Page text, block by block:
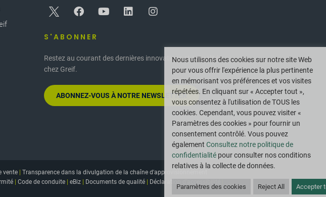
S'ABONNER
Restez au courant des dernières innovations et actualités
chez Greif.
ABONNEZ-VOUS À NOTRE NEWSLETTER
vente| Transparence dans la divulgation de la chaîne d'approvisionnement
| Code de conduite| eBiz| Documents de qualité| Déclaration d'accessibilité
Nous utilisons des cookies sur notre site Web
pour vous offrir l'expérience la plus pertinente
en mémorisant vos préférences et vos visites
répétées. En cliquant sur « Accepter tout »,
vous consentez à l'utilisation de TOUS les
cookies. Cependant, vous pouvez visiter «
Paramètres des cookies » pour fournir un
consentement contrôlé. Vous pouvez
également Consultez notre politique de
confidentialité pour consulter nos conditions
relatives à la collecte de données.
Paramètres des cookies Reject All Accepter